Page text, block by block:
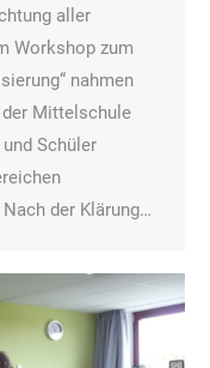
aller
zum
nahmen
der Mittelschule
Schüler
der Klärung…